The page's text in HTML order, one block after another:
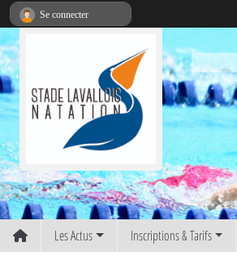
Les Actus Inscriptions & Tarifs
Se connecter
Panneau de gestion des cookies